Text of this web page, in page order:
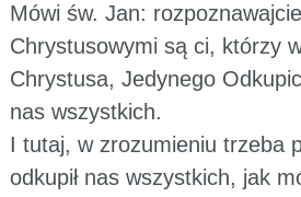
Mówi św. Jan:
Chrystusowymi są ci, którzy
Chrystusa, Jedynego
nas wszystkich.
I tutaj, w zrozumieniu trzeba
odkupił nas wszystkich, jak